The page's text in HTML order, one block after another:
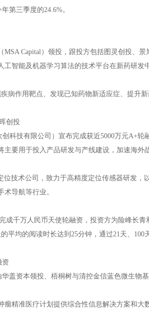
第三季度的24.6%。
Capital）领投，跟投方包括图灵创投、景
智能及机器学习算法的技术平台在新药研发
作用靶点、发现已知药物新适应症、提升新
创投
科技有限公司）宣布完成获近5000万元A+轮
要用于投入产品研发与产线建设，加速海外
技术公司，致力于高精度定位传感器研发，
导航等行业。
千万人民币天使轮融资，投资方为险峰长青
均的阅读时长达到25分钟，通过21天、100
资本领投、梧桐树与清控金信蓝色微生物
精准医疗计划提供综合性信息解决方案和大